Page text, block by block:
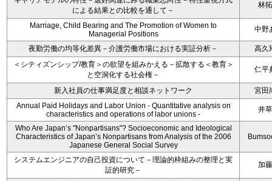
による結果との比較を通して－
林
Marriage, Child Bearing and The Promotion of Women to
Managerial Positions
中野
夜勤労働の均等化差異－介護労働市場における実証分析－
高久
＜シティズンシップ/教育＞の欲望を組みかえる－拡散する＜教育＞
と空洞化する社会権－
仁平
新入社員の仕事満足度と相談ネットワーク
宮田
Annual Paid Holidays and Labor Union - Quantitative analysis on
characteristics and operations of labor unions -
井
Who Are Japan’s "Nonpartisans"? Socioeconomic and Ideological
Characteristics of Japan’s Nonpartisans from Analysis of the 2006
Japanese General Social Survey
システムエンジニアの自己投資について－理論的枠組みの整理と実
証的研究－
加